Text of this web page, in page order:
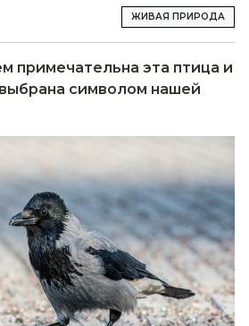
ЖИВАЯ ПРИРОДА
примечательна эта птица и
символом нашей